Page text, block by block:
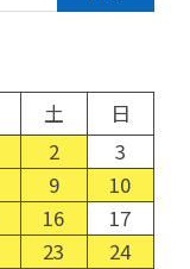
土
日
2
3
9
10
16
17
23
24